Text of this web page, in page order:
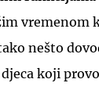
vremenom
nešto
koji